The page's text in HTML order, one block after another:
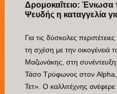
Δρομοκαΐτειο: Ένιωσα
Ψευδής η καταγγελία
Για τις δύσκολες
τη σχέση με την οικογένειά
Μαζωνάκης, στη
Τάσο Τρύφωνος στον
Τετ». Ο καλλιτέχνης